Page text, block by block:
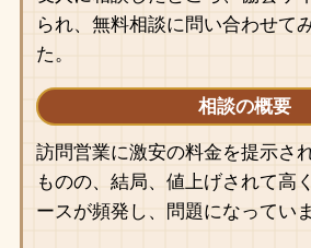
られ、無料相談に問い合わせて
た。
相談の概要
訪問営業に激安の料金を提示さ
ものの、結局、値上げされて高
ースが頻発し、問題になっていま